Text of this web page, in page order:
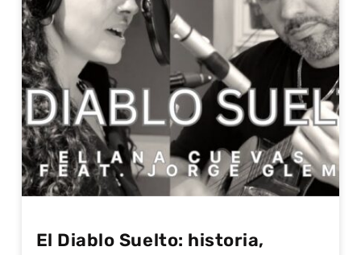
El Diablo Suelto: historia,